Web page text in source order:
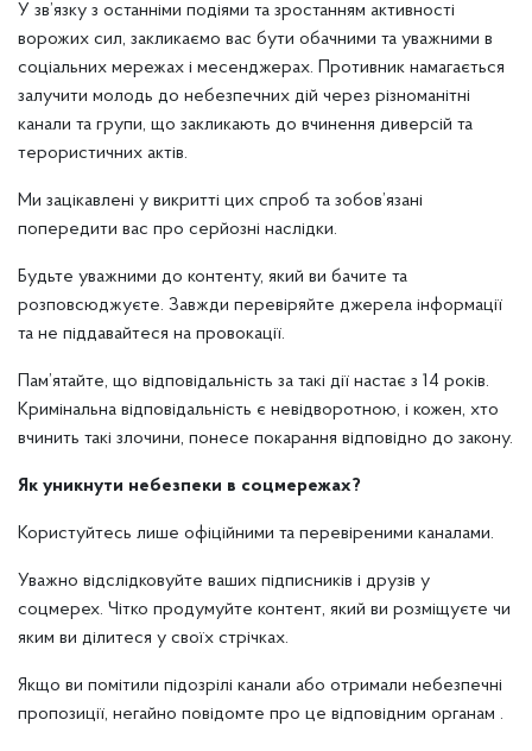
У зв’язку з останніми подіями та зростанням активності
ворожих сил, закликаємо вас бути обачними та уважними в
соціальних мережах і месенджерах. Противник намагається
залучити молодь до небезпечних дій через різноманітні
канали та групи, що закликають до вчинення диверсій та
терористичних актів.
Ми зацікавлені у викритті цих спроб та зобов’язані
попередити вас про серйозні наслідки.
Будьте уважними до контенту, який ви бачите та
розповсюджуєте. Завжди перевіряйте джерела інформації
та не піддавайтеся на провокації.
Пам’ятайте, що відповідальність за такі дії настає з 14 років.
Кримінальна відповідальність є невідворотною, і кожен, хто
вчинить такі злочини, понесе покарання відповідно до закону.
Як уникнути небезпеки в соцмережах?
Користуйтесь лише офіційними та перевіреними каналами.
Уважно відслідковуйте ваших підписників і друзів у
соцмерех. Чітко продумуйте контент, який ви розміщуєте чи
яким ви ділитеся у своїх стрічках.
Якщо ви помітили підозрілі канали або отримали небезпечні
пропозиції, негайно повідомте про це відповідним органам .